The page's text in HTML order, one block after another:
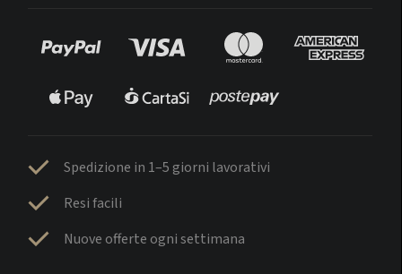
Spedizione in 1–5 giorni lavorativi
Resi facili
Nuove offerte ogni settimana